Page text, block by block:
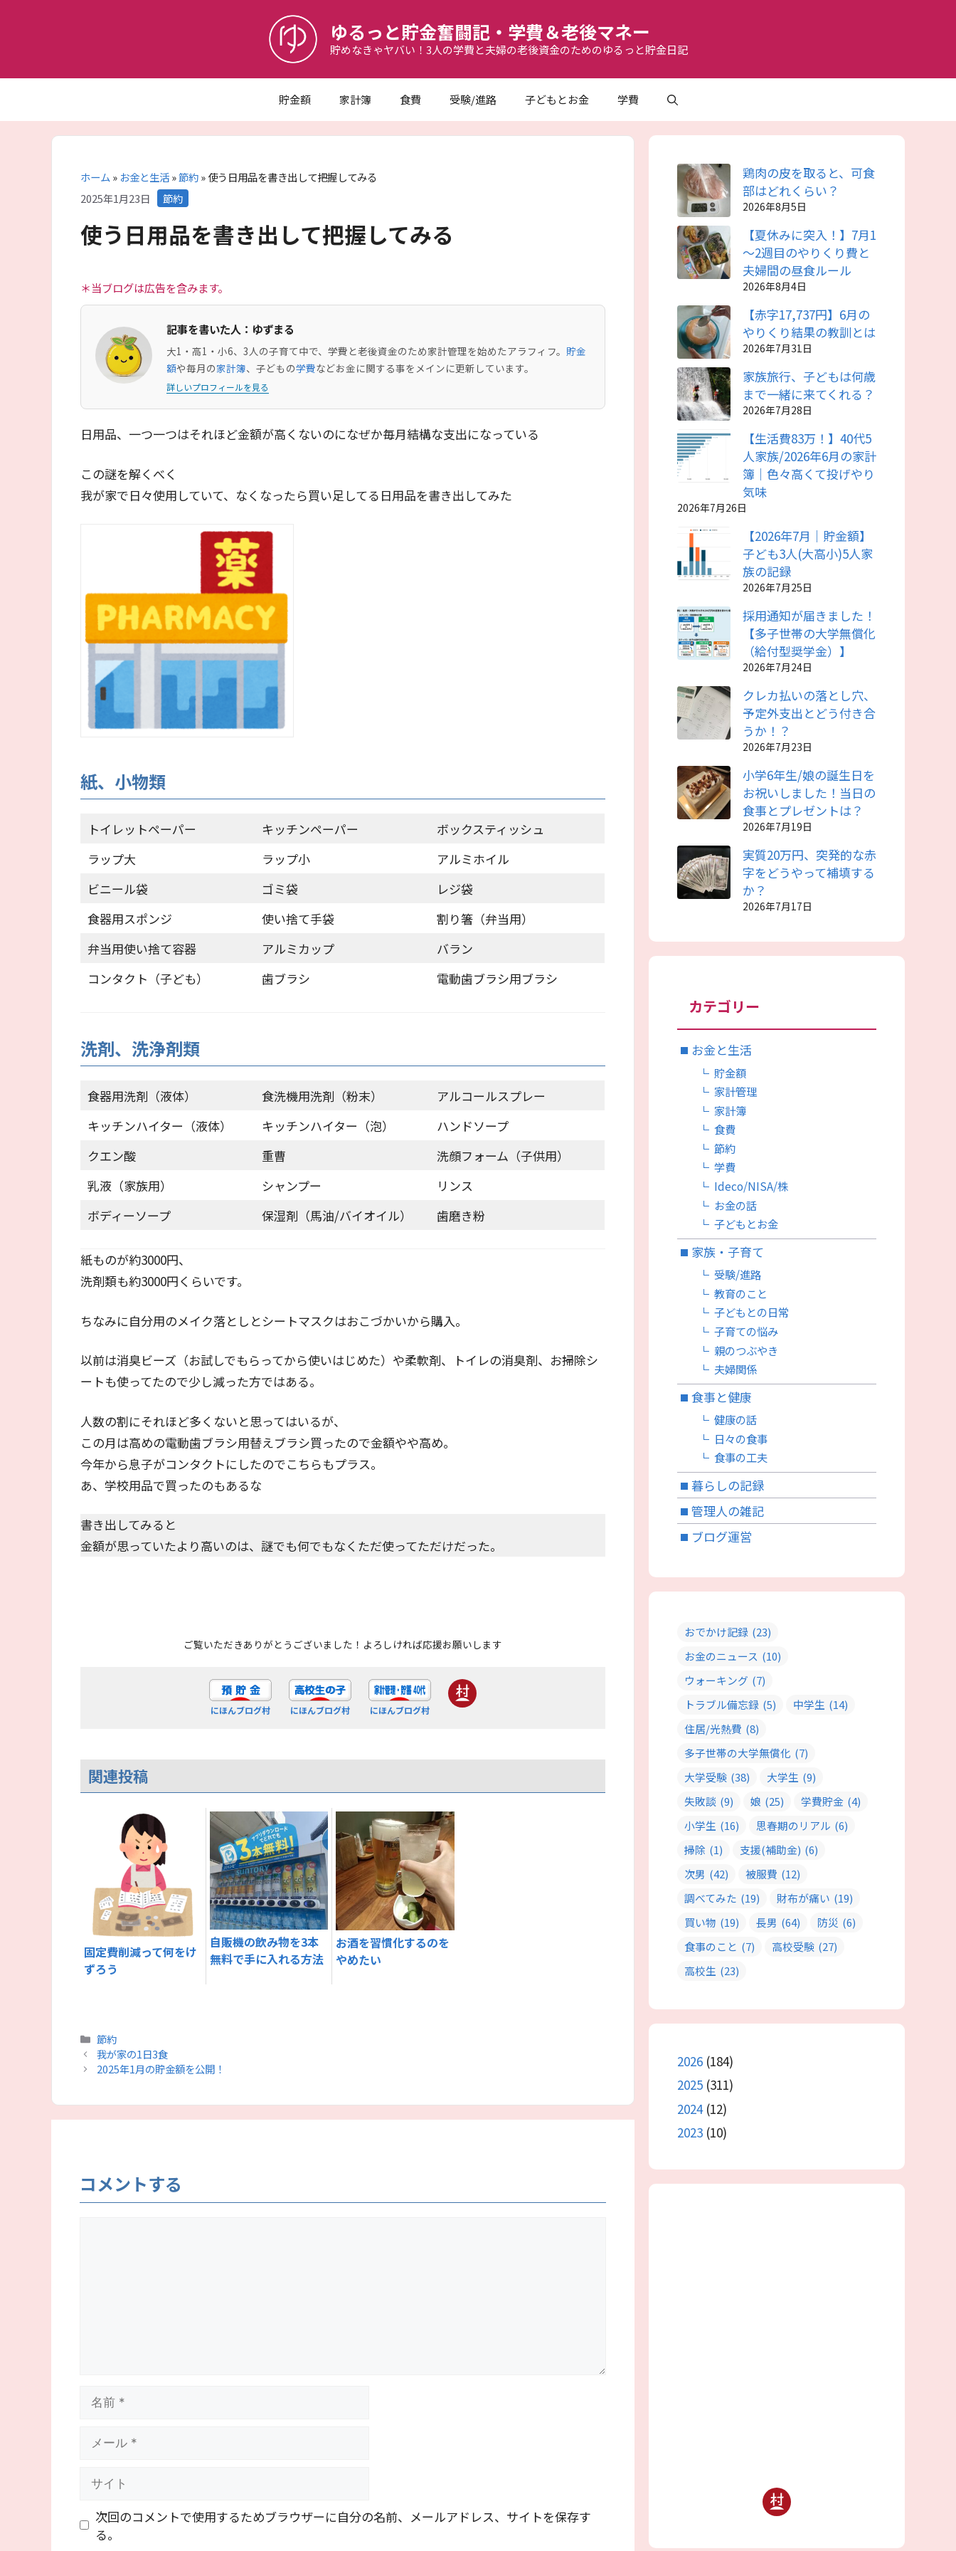
ツ
ゆるっと貯金奮闘記・学費＆老後マネー
貯めなきゃヤバい！3人の学費と夫婦の老後資金のためのゆるっと貯金日記
貯金額 家計簿 食費 受験/進路 子どもとお金 学費
ホーム» お金と生活»節約»使う日用品を書き出して把握してみる
2025年1月23日 カ
テ
ゴ
リ
節約
使う日用品を書き出して把握してみる
＊当ブログは広告を含みます。
記事を書いた人：ゆずまる
大1・高1・小6、3人の子育て中で、学費と老後資金のため家計管理を始めたアラフィフ。 貯金
額や毎月の家計簿、子どもの学費などお金に関する事をメインに更新しています。
詳しいプロフィールを見る
日用品、一つ一つはそれほど金額が高くないのになぜか毎月結構な支出になっている
この謎を解くべく
我が家で日々使用していて、なくなったら買い足してる日用品を書き出してみた
紙、小物類
トイレットペーパー キッチンペーパー
ボックスティッシュ
ラップ大
ラップ小
アルミホイル
ビニール袋
ゴミ袋
レジ袋
食器用スポンジ
使い捨て手袋
割り箸（弁当用）
弁当用使い捨て容器
アルミカップ
バラン
コンタクト（子ども）
歯ブラシ 電動歯ブラシ用ブラシ
洗剤、洗浄剤類
食器用洗剤（液体） 食洗機用洗剤（粉末）
アルコールスプレー
キッチンハイター（液体）
キッチンハイター（泡）
ハンドソープ
クエン酸
重曹
洗顔フォーム（子供用）
乳液（家族用）
シャンプー
リンス
ボディーソープ
保湿剤（馬油/バイオイル） 歯磨き粉
紙ものが約3000円、
洗剤類も約3000円くらいです。
ちなみに自分用のメイク落としとシートマスクはおこづかいから購入。
以前は消臭ビーズ（お試しでもらってから使いはじめた）や柔軟剤、トイレの消臭剤、お掃除シ
ートも使ってたので少し減った方ではある。
人数の割にそれほど多くないと思ってはいるが、
この月は高めの電動歯ブラシ用替えブラシ買ったので金額やや高め。
今年から息子がコンタクトにしたのでこちらもプラス。
あ、学校用品で買ったのもあるな
書き出してみると
金額が思っていたより高いのは、謎でも何でもなくただ使ってただけだった。
ご覧いただきありがとうございました！よろしければ応援お願いします
にほんブログ村 にほんブログ村 にほんブログ村
関連投稿
固定費削減って何をけ
ずろう
自販機の飲み物を3本
無料で手に入れる方法
お酒を習慣化するのを
やめたい
カ
テ
ゴ
節約
我が家の1日3食
2025年1月の貯金額を公開！
コメントする
次回のコメントで使用するためブラウザーに自分の名前、メールアドレス、サイトを保存す
る。
鶏肉の皮を取ると、可食
部はどれくらい？
2026年8月5日
【夏休みに突入！】7月1
～2週目のやりくり費と
夫婦間の昼食ルール
2026年8月4日
【赤字17,737円】6月の
やりくり結果の教訓とは
2026年7月31日
家族旅行、子どもは何歳
まで一緒に来てくれる？
2026年7月28日
【生活費83万！】40代5
人家族/2026年6月の家計
簿｜色々高くて投げやり
気味
2026年7月26日
【2026年7月｜貯金額】
子ども3人(大高小)5人家
族の記録
2026年7月25日
採用通知が届きました！
【多子世帯の大学無償化
（給付型奨学金）】
2026年7月24日
クレカ払いの落とし穴、
予定外支出とどう付き合
うか！？
2026年7月23日
小学6年生/娘の誕生日を
お祝いしました！当日の
食事とプレゼントは？
2026年7月19日
実質20万円、突発的な赤
字をどうやって補填する
か？
2026年7月17日
カテゴリー
お金と生活
貯金額
家計管理
家計簿
食費
節約
学費
Ideco/NISA/株
お金の話
子どもとお金
家族・子育て
受験/進路
教育のこと
子どもとの日常
子育ての悩み
親のつぶやき
夫婦関係
食事と健康
健康の話
日々の食事
食事の工夫
暮らしの記録
管理人の雑記
ブログ運営
おでかけ記録 (23)
お金のニュース (10)
ウォーキング (7)
トラブル備忘録 (5) 中学生 (14)
住居/光熱費 (8)
多子世帯の大学無償化 (7)
大学受験 (38) 大学生 (9)
失敗談 (9) 娘 (25) 学費貯金 (4)
小学生 (16) 思春期のリアル (6)
掃除 (1) 支援(補助金) (6)
次男 (42) 被服費 (12)
調べてみた (19) 財布が痛い (19)
買い物 (19) 長男 (64) 防災 (6)
食事のこと (7) 高校受験 (27)
高校生 (23)
2026 (184)
2025 (311)
2024(12)
2023 (10)